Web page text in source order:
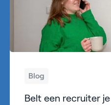
Blog
Belt een recruiter